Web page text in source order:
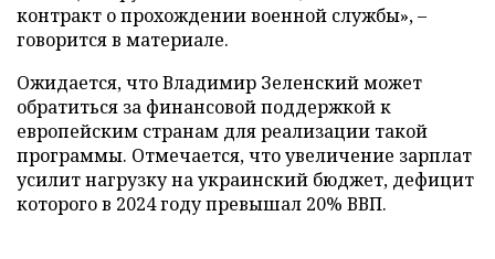
контракт о прохождении военной службы», –
говорится в материале.
Ожидается, что Владимир Зеленский может
обратиться за финансовой поддержкой к
европейским странам для реализации такой
программы. Отмечается, что увеличение зарплат
усилит нагрузку на украинский бюджет, дефицит
которого в 2024 году превышал 20% ВВП.